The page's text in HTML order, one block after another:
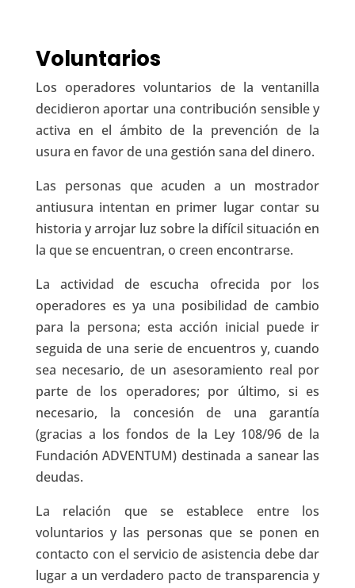
Voluntarios
Los operadores voluntarios de la ventanilla
decidieron aportar una contribución sensible y
activa en el ámbito de la prevención de la
usura en favor de una gestión sana del dinero.
Las personas que acuden a un mostrador
antiusura intentan en primer lugar contar su
historia y arrojar luz sobre la difícil situación en
la que se encuentran, o creen encontrarse.
La actividad de escucha ofrecida por los
operadores es ya una posibilidad de cambio
para la persona; esta acción inicial puede ir
seguida de una serie de encuentros y, cuando
sea necesario, de un asesoramiento real por
parte de los operadores; por último, si es
necesario, la concesión de una garantía
(gracias a los fondos de la Ley 108/96 de la
Fundación ADVENTUM) destinada a sanear las
deudas.
La relación que se establece entre los
voluntarios y las personas que se ponen en
contacto con el servicio de asistencia debe dar
lugar a un verdadero pacto de transparencia y